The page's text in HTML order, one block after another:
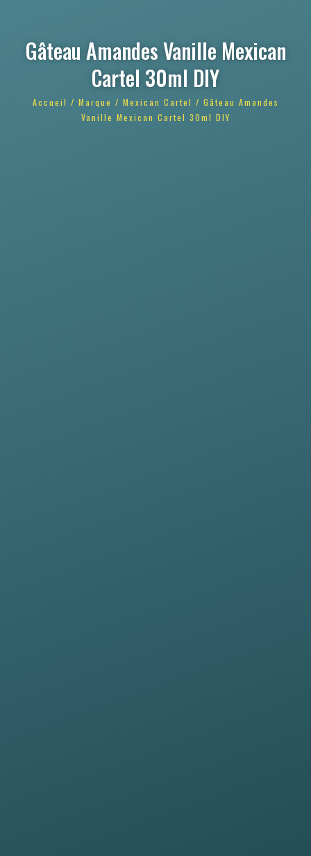
Gâteau Amandes Vanille Mexican
Cartel 30ml DIY
Accueil / Marque / Mexican Cartel / Gâteau Amandes
Vanille Mexican Cartel 30ml DIY